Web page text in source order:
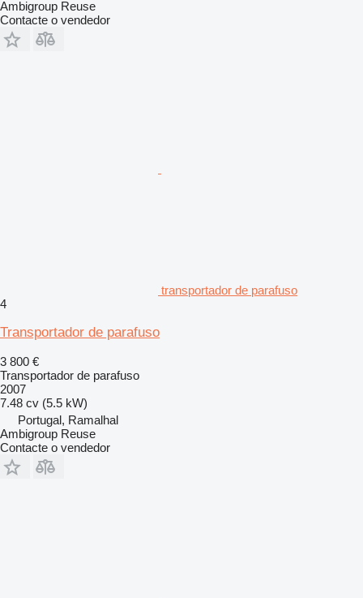
Ambigroup Reuse
Contacte o vendedor
transportador de parafuso
4
Transportador de parafuso
3 800 €
Transportador de parafuso
2007
7.48 cv (5.5 kW)
Portugal, Ramalhal
Ambigroup Reuse
Contacte o vendedor